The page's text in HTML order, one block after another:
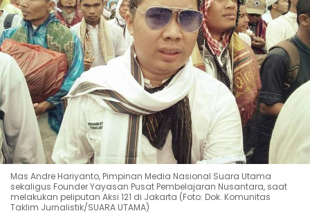
Mas Andre Hariyanto, Pimpinan Media Nasional Suara Utama
sekaligus Founder Yayasan Pusat Pembelajaran Nusantara, saat
melakukan peliputan Aksi 121 di Jakarta (Foto: Dok. Komunitas
Taklim Jurnalistik/SUARA UTAMA)